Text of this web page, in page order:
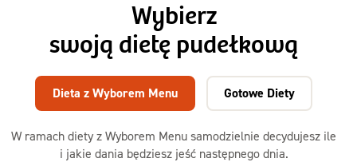
Wybierz
swoją dietę pudełkową
W ramach diety z Wyborem Menu samodzielnie decydujesz ile
i jakie dania będziesz jeść następnego dnia.
Dieta z Wyborem Menu Gotowe Diety